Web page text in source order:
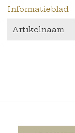
Informatieblad
Artikelnaam